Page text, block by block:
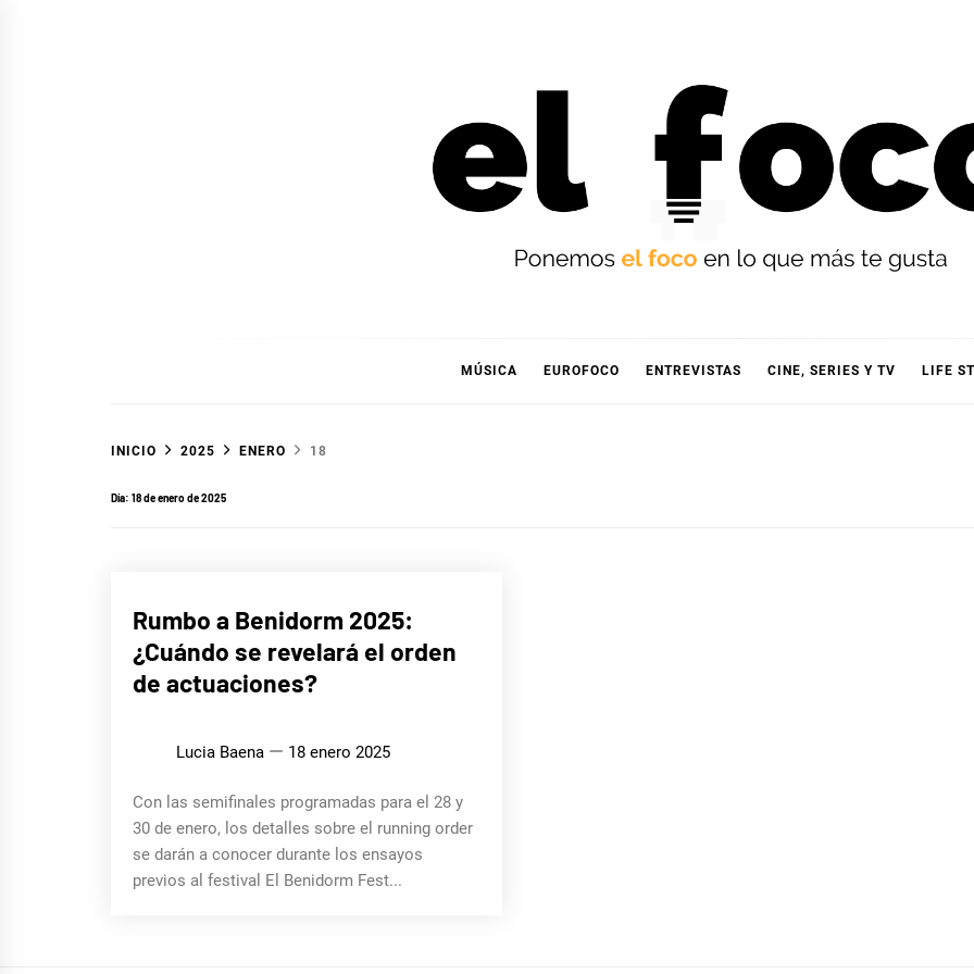
EL FOCO
MÚSICA EUROFOCO ENTREVISTAS CINE, SERIES Y TV LIFE
INICIO 2025 ENERO 18
Día: 18 de enero de 2025
Rumbo a Benidorm 2025:
¿Cuándo se revelará el orden
de actuaciones?
Lucia Baena 18 enero 2025
Con las semifinales programadas para el 28 y
30 de enero, los detalles sobre el running order
se darán a conocer durante los ensayos
previos al festival El Benidorm Fest...